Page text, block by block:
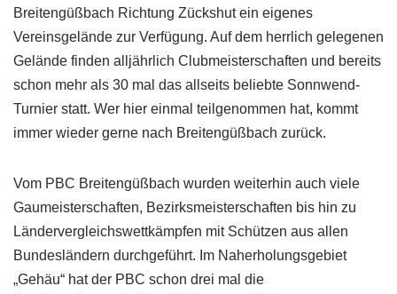
Breitengüßbach Richtung Zückshut ein eigenes
Vereinsgelände zur Verfügung. Auf dem herrlich gelegenen
Gelände finden alljährlich Clubmeisterschaften und bereits
schon mehr als 30 mal das allseits beliebte Sonnwend-
Turnier statt. Wer hier einmal teilgenommen hat, kommt
immer wieder gerne nach Breitengüßbach zurück.
Vom PBC Breitengüßbach wurden weiterhin auch viele
Gaumeisterschaften, Bezirksmeisterschaften bis hin zu
Ländervergleichswettkämpfen mit Schützen aus allen
Bundesländern durchgeführt. Im Naherholungsgebiet
„Gehäu“ hat der PBC schon drei mal die